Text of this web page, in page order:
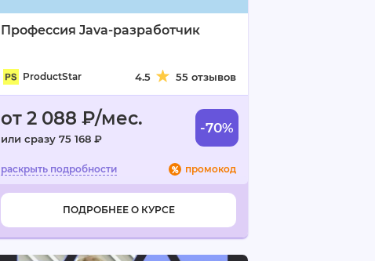
Профессия Java-разработчик
ProductStar 4.5 55 отзывов
от 2 088 ₽/мес.
или сразу 75 168 ₽
-70%
промокод
ПОДРОБНЕЕ О КУРСЕ